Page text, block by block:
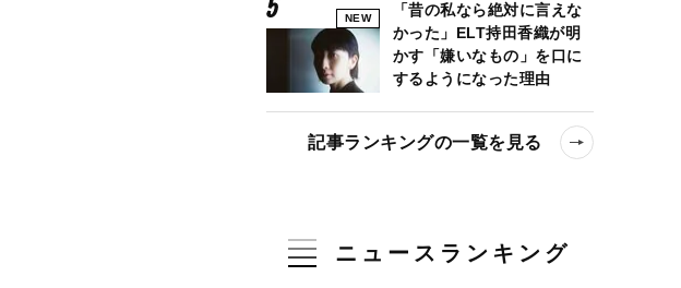
NEW
「昔の私なら絶対に言えな
かった」ELT持田香織が明
かす「嫌いなもの」を口に
するようになった理由
記事ランキングの一覧を見る
ニュースランキング